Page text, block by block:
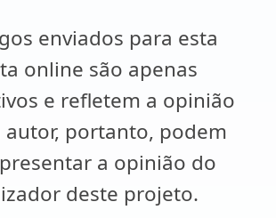
enviados para esta
online são apenas
e refletem a opinião
autor, portanto, podem
a opinião do
deste projeto.